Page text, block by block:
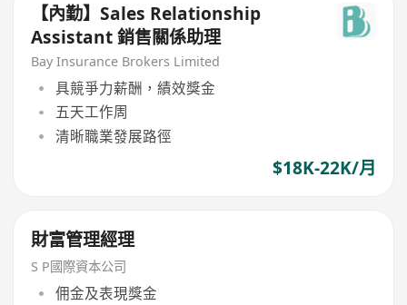
【內勤】Sales Relationship
Assistant 銷售關係助理
Bay Insurance Brokers Limited
具競爭力薪酬，績效獎金
五天工作周
清晰職業發展路徑
$18K-22K/月
財富管理經理
S P國際資本公司
佣金及表現獎金